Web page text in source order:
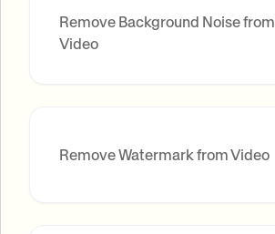
Remove Background Noise from
Video
Remove Watermark from Video